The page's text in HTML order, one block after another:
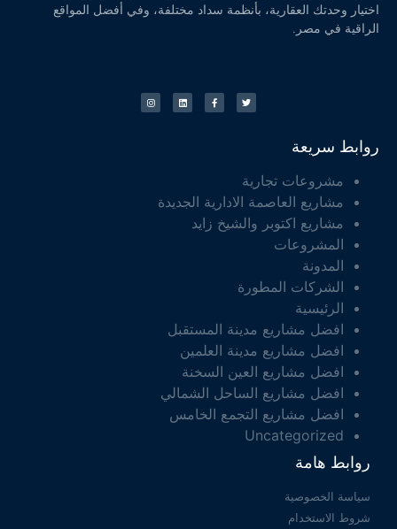
اختيار وحدتك العقارية، بأنظمة سداد مختلفة، وفي أفضل المواقع
الراقية في مصر.
روابط سريعة
مشروعات تجارية
مشاريع العاصمة الادارية الجديدة
مشاريع اكتوبر والشيخ زايد
المشروعات
المدونة
الشركات المطورة
الرئيسية
افضل مشاريع مدينة المستقبل
افضل مشاريع مدينة العلمين
افضل مشاريع العين السخنة
افضل مشاريع الساحل الشمالي
افضل مشاريع التجمع الخامس
Uncategorized
روابط هامة
سياسة الخصوصية
شروط الاستخدام